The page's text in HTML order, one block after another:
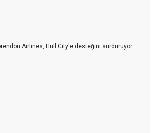
Airlines, Hull City'e desteğini sürdürüyor